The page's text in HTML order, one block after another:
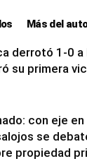
Más del
derrotó 1-0
su primera
con eje
se
propiedad